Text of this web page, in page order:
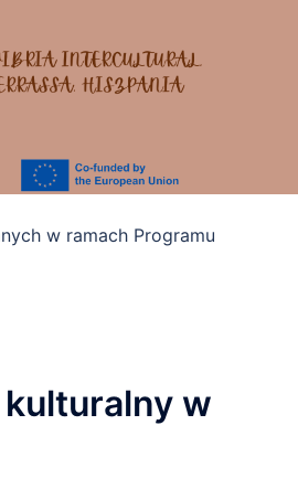
w ramach Programu
w